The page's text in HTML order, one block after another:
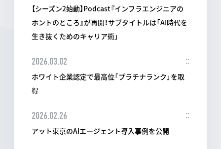
【シーズン2始動】Podcast『インフラエンジニアの
ホントのところ』が再開！サブタイトルは「AI時代を
生き抜くためのキャリア術」
2026.03.02
ホワイト企業認定で最高位「プラチナランク」を取
得
2026.02.26
アット東京のAIエージェント導入事例を公開